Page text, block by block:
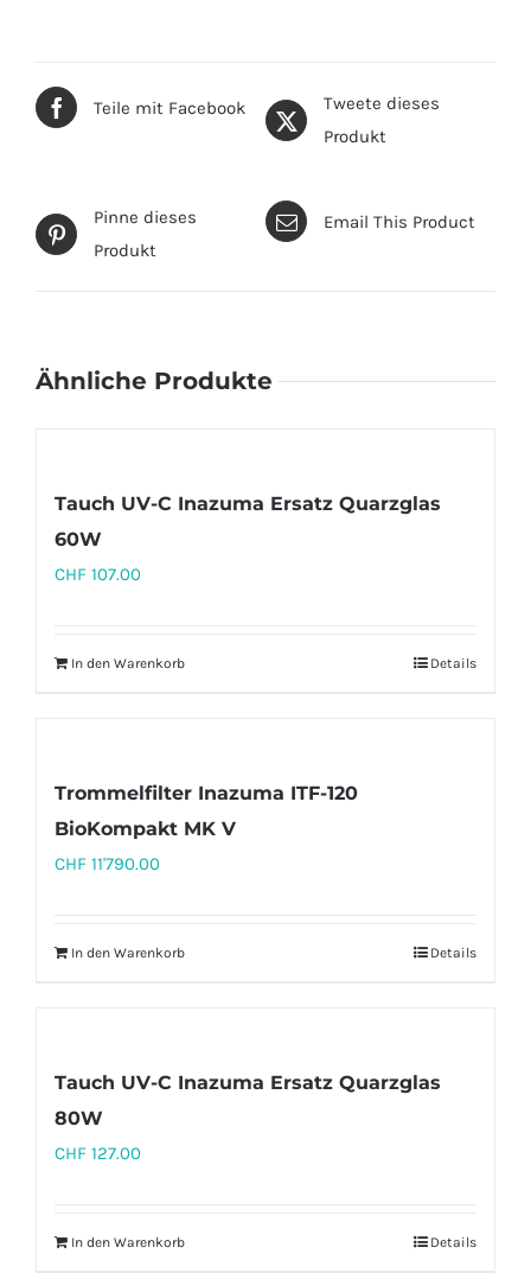
Teile mit Facebook
Tweete dieses
Produkt
Pinne dieses
Produkt
Email This Product
Ähnliche Produkte
Tauch UV-C Inazuma Ersatz Quarzglas
60W
CHF 107.00
In den Warenkorb Details
Trommelfilter Inazuma ITF-120
BioKompakt MK V
CHF 11'790.00
In den Warenkorb Details
Tauch UV-C Inazuma Ersatz Quarzglas
80W
CHF 127.00
In den Warenkorb Details